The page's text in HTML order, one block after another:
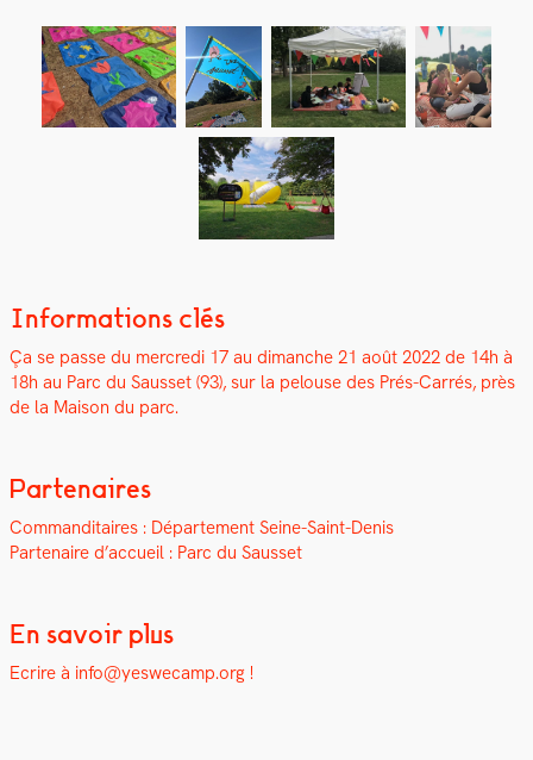
Informations clés
Ça se passe du mer­cre­di 17 au dimanche 21 août 2022 de 14h à
18h au Parc du Saus­set (93), sur la pelouse des Prés-Car­rés, près
de la Mai­son du parc.
Partenaires
Com­man­di­taires : Départe­ment Seine-Saint-Denis
Parte­naire d’accueil : Parc du Saus­set
En savoir plus
Ecrire à info@yeswecamp.org !